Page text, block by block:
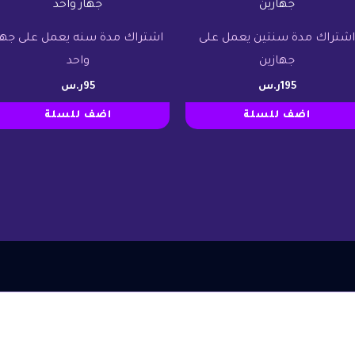
اشتراك مدة سنتين يعمل على
جهازين
195ر.س
اضف للسلة
اشتراك مدة سنه يعمل على
واحد
95ر.س
اضف للسلة